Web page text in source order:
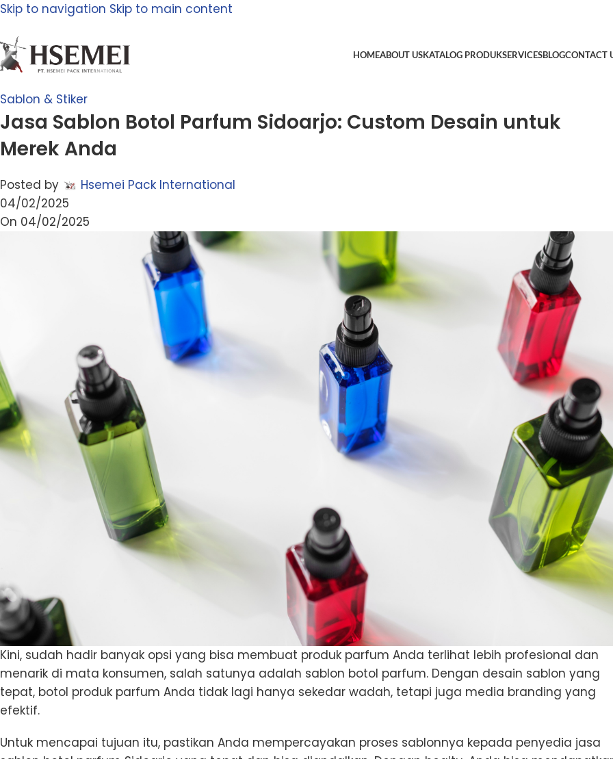
Skip to navigation Skip to main content
HOMEABOUT USKATALOG PRODUKSERVICESBLOGCONTACT
Sablon & Stiker
Jasa Sablon Botol Parfum Sidoarjo: Custom Desain untuk
Merek Anda
Posted by
Hsemei Pack International
04/02/2025
On 04/02/2025
Kini, sudah hadir banyak opsi yang bisa membuat produk parfum Anda terlihat lebih profesional dan
menarik di mata konsumen, salah satunya adalah sablon botol parfum. Dengan desain sablon yang
tepat, botol produk parfum Anda tidak lagi hanya sekedar wadah, tetapi juga media branding yang
efektif.
Untuk mencapai tujuan itu, pastikan Anda mempercayakan proses sablonnya kepada penyedia jasa